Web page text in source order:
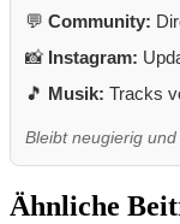
💬 Community:
📸 Instagram:
🎵 Musik: Tracks
Bleibt neugierig
Ähnliche